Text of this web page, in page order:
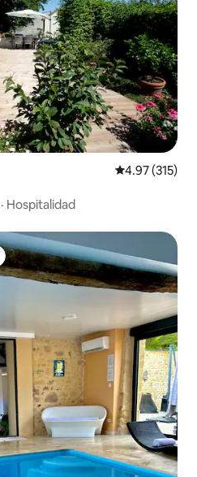
Calificación
4.97 (315)
· Hospitalidad